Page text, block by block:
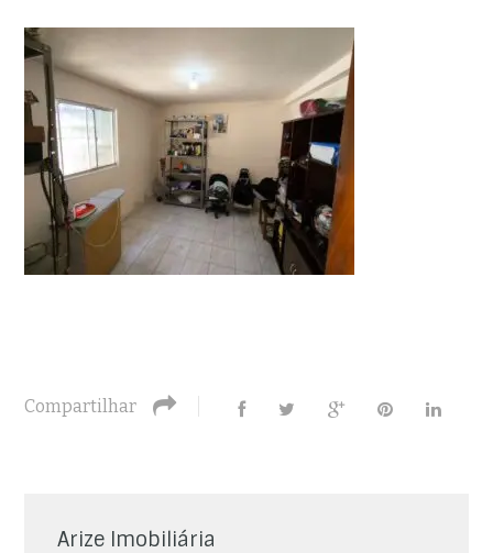
Compartilhar
Arize Imobiliária